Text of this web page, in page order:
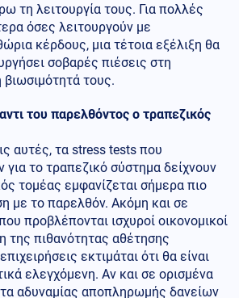
τη λειτουργία τους. Για πολλές
όσες λειτουργούν με
κέρδους, μια τέτοια εξέλιξη θα
σοβαρές πιέσεις στη
βιωσιμότητά τους.
του παρελθόντος ο τραπεζικός
αυτές, τα stress tests που
το τραπεζικό σύστημα δείχνουν
τομέας εμφανίζεται σήμερα πιο
με το παρελθόν. Ακόμη και σε
προβλέπονται ισχυροί οικονομικοί
της πιθανότητας αθέτησης
εκτιμάται ότι θα είναι
ελεγχόμενη. Αν και σε ορισμένα
αδυναμίας αποπληρωμής δανείων